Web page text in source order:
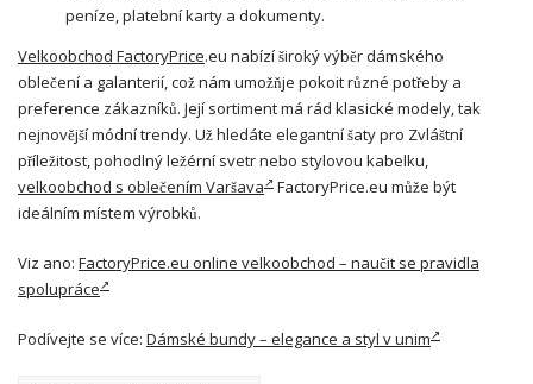
peníze, platební karty a dokumenty.
Velkoobchod FactoryPrice.eu nabízí široký výběr dámského
oblečení a galanterií, což nám umožňje pokoit různé potřeby a
preference zákazníků. Její sortiment má rád klasické modely, tak
nejnovější módní trendy. Už hledáte elegantní šaty pro Zvláštní
příležitost, pohodlný ležérní svetr nebo stylovou kabelku,
velkoobchod s oblečením Varšava
FactoryPrice.eu může být
ideálním místem výrobků.
Viz ano: FactoryPrice.eu online velkoobchod – naučit se pravidla
spolupráce
Podívejte se více: Dámské bundy – elegance a styl v unim